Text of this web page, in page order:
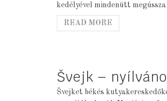
kedélyével mindenütt
READ MORE
Švejk –
Švejket békés